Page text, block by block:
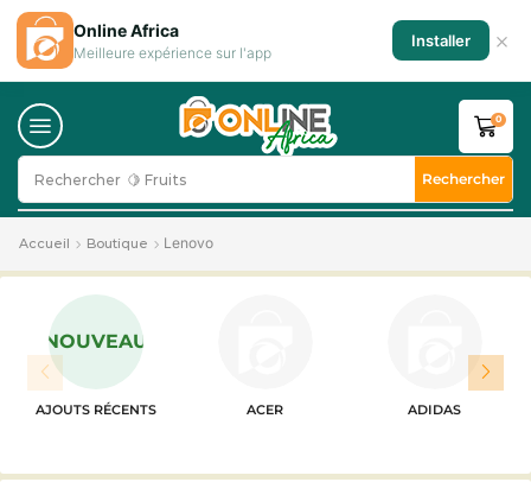
Rechercher 🍋 Fruits Rechercher
0
Accueil Boutique Lenovo
NOUVEAU
AJOUTS RÉCENTS ACER ADIDAS
Online Africa
Meilleure expérience sur l'app
Installer ×